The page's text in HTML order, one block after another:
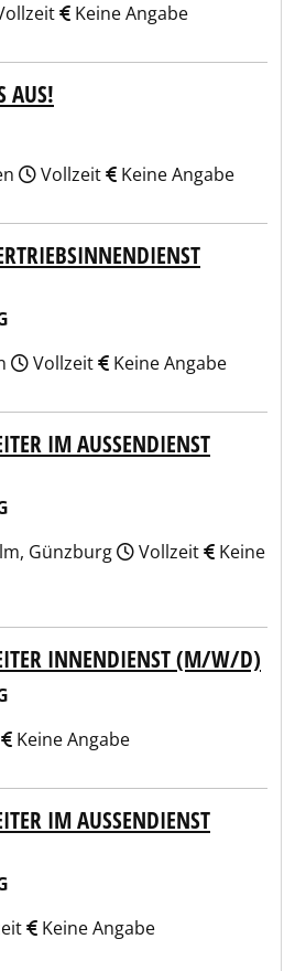
Keine Angabe
AUS!
Vollzeit Keine Angabe
Vollzeit Keine Angabe
IM AUSSENDIENST (
Günzburg
Vollzeit
Keine
INNENDIENST (M/W/D)
Keine Angabe
IM AUSSENDIENST (
Keine Angabe